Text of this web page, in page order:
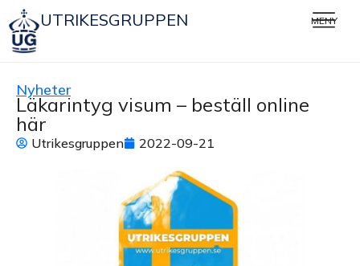
UTRIKESGRUPPEN MENY
Nyheter
Läkarintyg visum – beställ online
här
Utrikesgruppen 2022-09-21